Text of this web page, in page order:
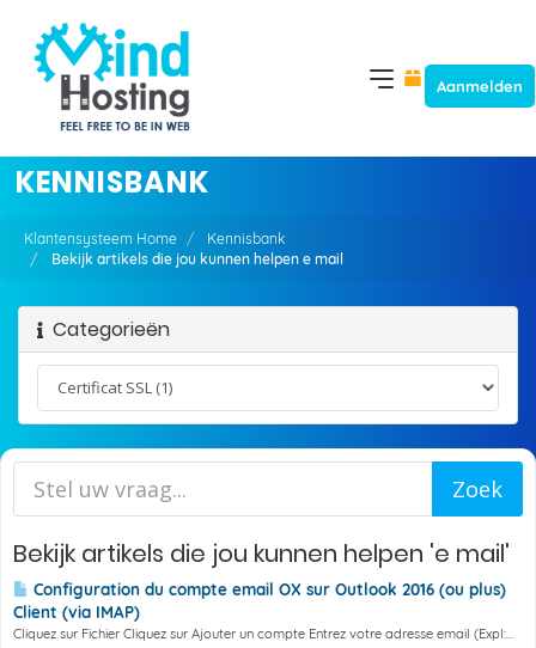
Aanmelden
KENNISBANK
Klantensysteem Home
Kennisbank
Bekijk artikels die jou kunnen helpen e mail
Categorieën
Bekijk artikels die jou kunnen helpen 'e mail'
Configuration du compte email OX sur Outlook 2016 (ou plus)
Client (via IMAP)
Cliquez sur Fichier Cliquez sur Ajouter un compte Entrez votre adresse email (Expl:...